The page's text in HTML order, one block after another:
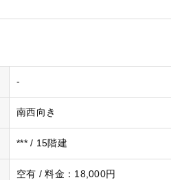
-
南西向き
*** / 15階建
空有 / 料金：18,000円